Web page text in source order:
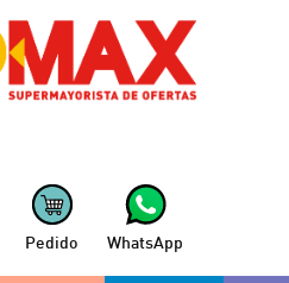
Pedido WhatsApp